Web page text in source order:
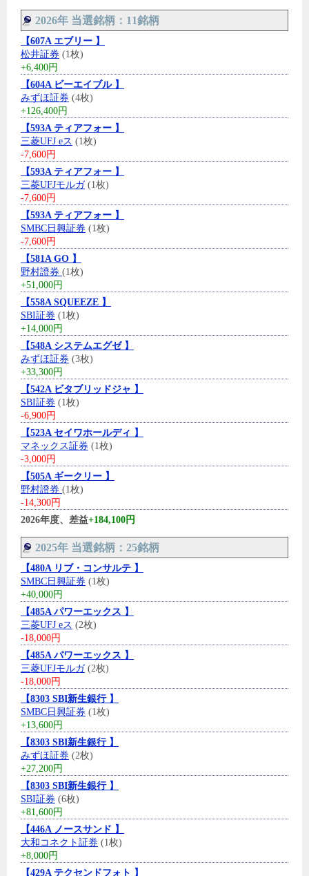
2026年 当選銘柄：11銘柄
【607A エブリー 】
松井証券 (1枚)
+6,400円
【604A ビーエイブル 】
みずほ証券 (4枚)
+126,400円
【593A ティアフォー 】
三菱UFJ eス (1枚)
-7,600円
【593A ティアフォー 】
三菱UFJモルガ(1枚)
-7,600円
【593A ティアフォー 】
SMBC日興証券 (1枚)
-7,600円
【581A GO 】
野村證券 (1枚)
+51,000円
【558A SQUEEZE 】
SBI証券 (1枚)
+14,000円
【548A システムエグゼ 】
みずほ証券 (3枚)
+33,300円
【542A ビタブリッドジャ 】
SBI証券 (1枚)
-6,900円
【523A セイワホールディ 】
マネックス証券 (1枚)
-3,000円
【505A ギークリー 】
野村證券 (1枚)
-14,300円
2026年度、差益+184,100円
2025年 当選銘柄：25銘柄
【480A リブ・コンサルテ 】
SMBC日興証券 (1枚)
+40,000円
【485A パワーエックス 】
三菱UFJ eス (2枚)
-18,000円
【485A パワーエックス 】
三菱UFJモルガ(2枚)
-18,000円
【8303 SBI新生銀行 】
SMBC日興証券 (1枚)
+13,600円
【8303 SBI新生銀行 】
みずほ証券 (2枚)
+27,200円
【8303 SBI新生銀行 】
SBI証券 (6枚)
+81,600円
【446A ノースサンド 】
大和コネクト証券 (1枚)
+8,000円
【429A テクセンドフォト 】